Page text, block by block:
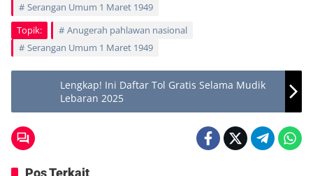
Serangan Umum 1 Maret 1949
Topik:
Anugerah pahlawan nasional
Serangan Umum 1 Maret 1949
Lengkap! Ini Daftar Tol Gratis Selama Mudik
Lebaran 2025
Pos Terkait